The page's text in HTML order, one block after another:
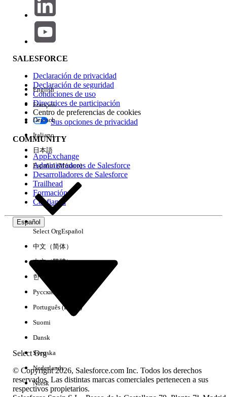
Repercusión de función
Edición
Experiencia
No hay resultados
SALESFORCE
Declaración de privacidad
Declaración de seguridad
Condiciones de uso
Directrices de participación
Centro de preferencias de cookies
Sus opciones de privacidad
COMMUNITY
AppExchange
Administradores de Salesforce
Desarrolladores de Salesforce
Trailhead
Formación
Confianza
Español
Select Org
English
Français
Deutsch
Italiano
日本語
Español (México)
Select OrgEspañol
中文（简体）
中文（繁體）
한국어
Русский
Português (Brasil)
Suomi
Dansk
Svenska
Nederlands
Norsk
© Copyright 2026, Salesforce.com Inc. Todos los derechos
reservados. Las distintas marcas comerciales pertenecen a sus
respectivos propietarios.